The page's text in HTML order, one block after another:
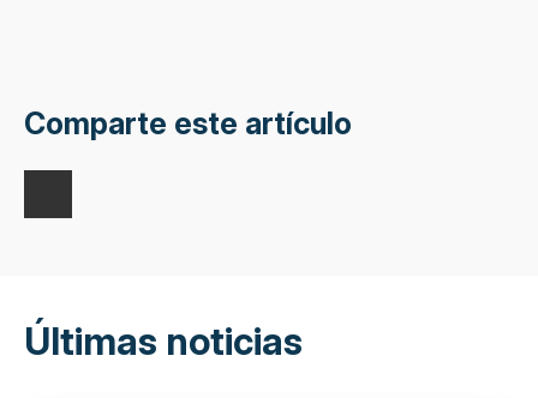
Comparte este artículo
Últimas noticias